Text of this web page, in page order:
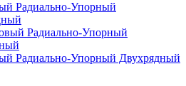
Радиально-Упорный
Радиально-Упорный Двухрядный